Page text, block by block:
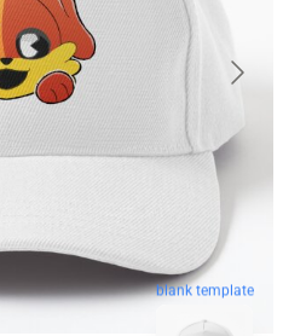
blank template